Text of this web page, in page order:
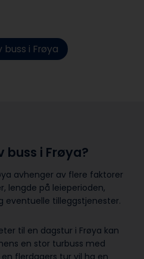
i Frøya
buss i Frøya?
avhenger av flere faktorer
lengde på leieperioden,
eventuelle tilleggstjenester.
til en dagstur i Frøya kan
en stor turbuss med
flerdagers tur vil ha en